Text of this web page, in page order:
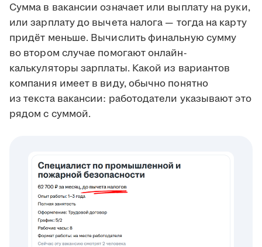
Сумма в вакансии означает или выплату на руки,
или зарплату до вычета налога — тогда на карту
придёт меньше. Вычислить финальную сумму
во втором случае помогают онлайн-
калькуляторы зарплаты. Какой из вариантов
компания имеет в виду, обычно понятно
из текста вакансии: работодатели указывают это
рядом с суммой.